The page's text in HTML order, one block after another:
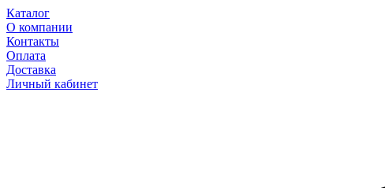
Каталог
О компании
Контакты
Оплата
Доставка
Личный кабинет